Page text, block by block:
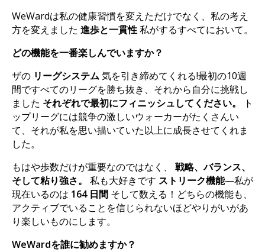
WeWardは私の健康習慣を変えただけでなく、私の考え
方を変えました 進歩と一貫性私がするすべてにおいて。
どの機能を一番楽しんでいますか？
ザの リーグシステム気を引き締めてくれる!最初の10週
間ですべてのリーグを勝ち抜き、それから自分に挑戦し
ました それぞれで最初にフィニッシュしてください。
ト
ップリーグには競争の激しいウォーカーがたくさんい
て、それが私を思い描いていた以上に成長させてくれま
した。
もはや歩数だけが重要なのではなく、 戦略、バランス、
そして粘り強さ。
私も大好きです ストリーク機能—私が
現在いるのは 164 日間そして数える！どちらの機能も、
アクティブでいることを信じられないほどやりがいがあ
り楽しいものにします。
WeWardを誰に勧めますか？